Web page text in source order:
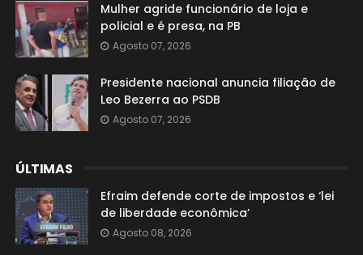
Mulher agride funcionário de loja e
policial e é presa, na PB
Agosto 07, 2026
Presidente nacional anuncia filiação de
Leo Bezerra ao PSDB
Agosto 07, 2026
ÚLTIMAS
Efraim defende corte de impostos e ‘lei
de liberdade econômica’
Agosto 08, 2026